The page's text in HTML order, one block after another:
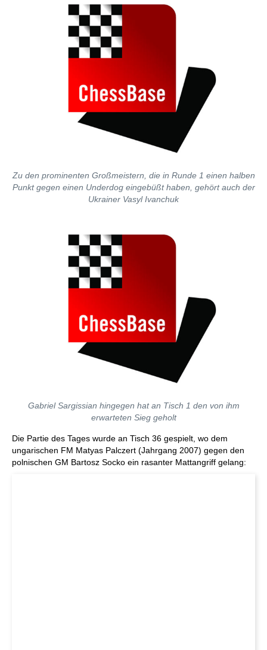
Zu den prominenten Großmeistern, die in Runde 1 einen halben
Punkt gegen einen Underdog eingebüßt haben, gehört auch der
Ukrainer Vasyl Ivanchuk
Gabriel Sargissian hingegen hat an Tisch 1 den von ihm
erwarteten Sieg geholt
Die Partie des Tages wurde an Tisch 36 gespielt, wo dem
ungarischen FM Matyas Palczert (Jahrgang 2007) gegen den
polnischen GM Bartosz Socko ein rasanter Mattangriff gelang: